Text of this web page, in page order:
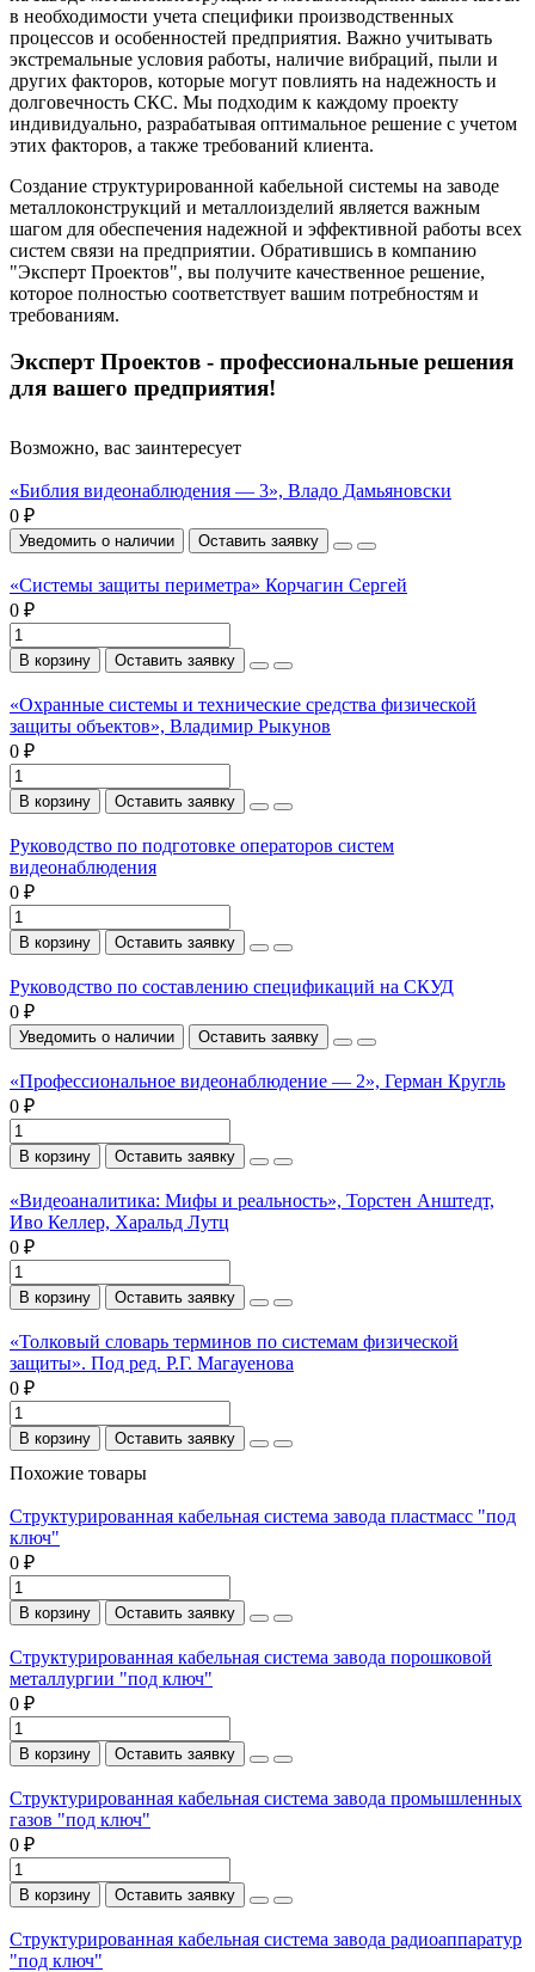
в необходимости учета специфики производственных
процессов и особенностей предприятия. Важно учитывать
экстремальные условия работы, наличие вибраций, пыли и
других факторов, которые могут повлиять на надежность и
долговечность СКС. Мы подходим к каждому проекту
индивидуально, разрабатывая оптимальное решение с учетом
этих факторов, а также требований клиента.
Создание структурированной кабельной системы на заводе
металлоконструкций и металлоизделий является важным
шагом для обеспечения надежной и эффективной работы всех
систем связи на предприятии. Обратившись в компанию
"Эксперт Проектов", вы получите качественное решение,
которое полностью соответствует вашим потребностям и
требованиям.
Эксперт Проектов - профессиональные решения
для вашего предприятия!
Возможно, вас заинтересует
«Библия видеонаблюдения — 3», Владо Дамьяновски
0 ₽
Уведомить о наличии Оставить заявку
«Системы защиты периметра» Корчагин Сергей
0 ₽
В корзину Оставить заявку
«Охранные системы и технические средства физической
защиты объектов», Владимир Рыкунов
0 ₽
В корзину Оставить заявку
Руководство по подготовке операторов систем
видеонаблюдения
0 ₽
В корзину Оставить заявку
Руководство по составлению спецификаций на СКУД
0 ₽
Уведомить о наличии Оставить заявку
«Профессиональное видеонаблюдение — 2», Герман Кругль
0 ₽
В корзину Оставить заявку
«Видеоаналитика: Мифы и реальность», Торстен Анштедт,
Иво Келлер, Харальд Лутц
0 ₽
В корзину Оставить заявку
«Толковый словарь терминов по системам физической
защиты». Под ред. Р.Г. Магауенова
0 ₽
В корзину Оставить заявку
Похожие товары
Структурированная кабельная система завода пластмасс "под
ключ"
0 ₽
В корзину Оставить заявку
Структурированная кабельная система завода порошковой
металлургии "под ключ"
0 ₽
В корзину Оставить заявку
Структурированная кабельная система завода промышленных
газов "под ключ"
0 ₽
В корзину Оставить заявку
Структурированная кабельная система завода радиоаппаратур
"под ключ"